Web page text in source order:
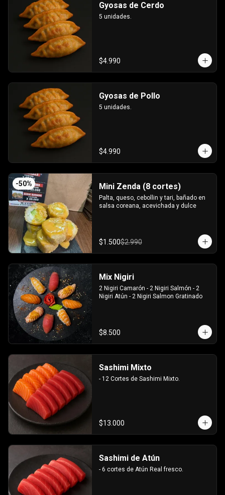
Gyosas de Cerdo
5 unidades.
$4.990
Gyosas de Pollo
5 unidades.
$4.990
-50% Mini Zenda (8 cortes)
Palta, queso, cebollin y tari, bañado en
salsa coreana, acevichada y dulce
$1.500$2.990
Mix Nigiri
2 Nigiri Camarón - 2 Nigiri Salmón - 2
Nigiri Atún - 2 Nigiri Salmon Gratinado
$8.500
Sashimi Mixto
- 12 Cortes de Sashimi Mixto.
$13.000
Sashimi de Atún
- 6 cortes de Atún Real fresco.